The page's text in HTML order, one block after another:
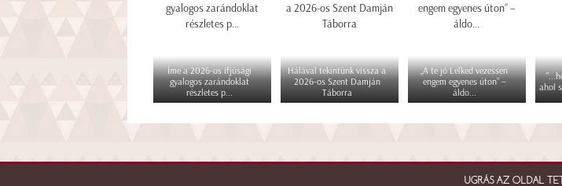
Íme a 2026-os ifjúsági
gyalogos zarándoklat
részletes p...
Hálával tekintünk vissza a
2026-os Szent Damján
Táborra
„A te jó Lelked vezessen
engem egyenes úton” –
áldo...
ahol
UGRÁS AZ OLDAL